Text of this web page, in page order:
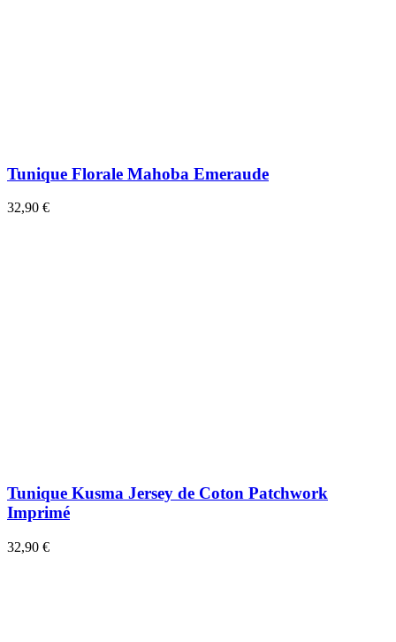
Tunique Florale Mahoba Emeraude
32,90 €
Tunique Kusma Jersey de Coton Patchwork
Imprimé
32,90 €